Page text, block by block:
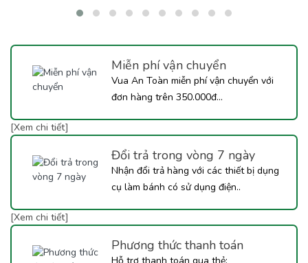
Toàn khám phá ngay công thức Trà Mận Sốt Tắc dưới đây nhé!
Miễn phí vận chuyển
Vua An Toàn miễn phí vận chuyển với
đơn hàng trên 350.000đ...
[Xem chi tiết]
Đổi trả trong vòng 7 ngày
Nhận đổi trả hàng với các thiết bị dụng
cụ làm bánh có sử dụng điện..
[Xem chi tiết]
Phương thức thanh toán